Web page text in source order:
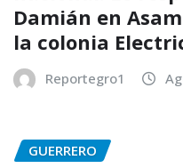
Damián en
la colonia
Reportegro1
GUERRERO